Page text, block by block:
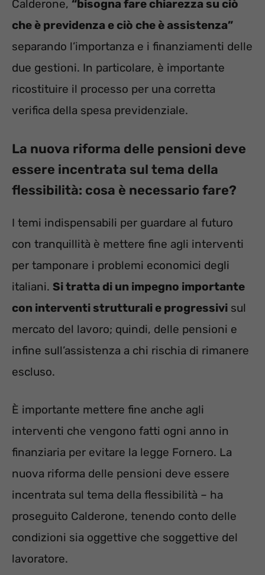
Calderone, “bisogna fare chiarezza su ciò
che è previdenza e ciò che è assistenza”
separando l’importanza e i finanziamenti delle
due gestioni. In particolare, è importante
ricostituire il processo per una corretta
verifica della spesa previdenziale.
La nuova riforma delle pensioni deve
essere incentrata sul tema della
flessibilità: cosa è necessario fare?
I temi indispensabili per guardare al futuro
con tranquillità è mettere fine agli interventi
per tamponare i problemi economici degli
italiani. Si tratta di un impegno importante
con interventi strutturali e progressivi sul
mercato del lavoro; quindi, delle pensioni e
infine sull’assistenza a chi rischia di rimanere
escluso.
È importante mettere fine anche agli
interventi che vengono fatti ogni anno in
finanziaria per evitare la legge Fornero. La
nuova riforma delle pensioni deve essere
incentrata sul tema della flessibilità – ha
proseguito Calderone, tenendo conto delle
condizioni sia oggettive che soggettive del
lavoratore.